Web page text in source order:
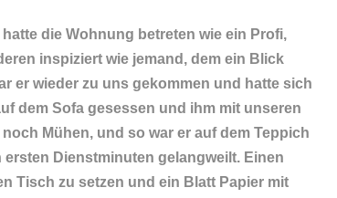
die Wohnung betreten wie ein Profi,
inspiziert wie jemand, dem ein Blick
er wieder zu uns gekommen und hatte sich
dem Sofa gesessen und ihm mit unseren
Mühen, und so war er auf dem Teppich
Dienstminuten gelangweilt. Einen
Tisch zu setzen und ein Blatt Papier mit